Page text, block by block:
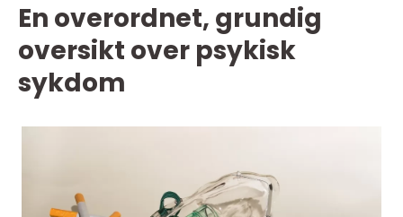
En overordnet, grundig
oversikt over psykisk
sykdom